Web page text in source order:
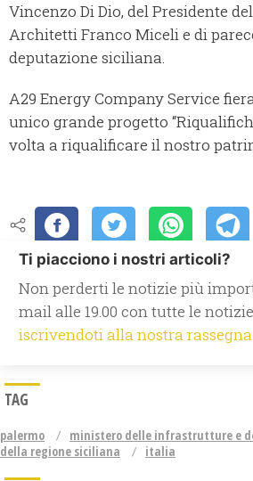
Vincenzo Di Dio, del Presidente
Architetti Franco Miceli e di
deputazione siciliana.
A29 Energy Company Service
unico grande progetto
volta a riqualificare il nostro
Ti piacciono i nostri articoli?
Non perderti le notizie più
mail alle 19.00 con tutte le
iscrivendoti alla nostra
TAG
palermo ministero delle infrastrutture e
della regione siciliana
italia